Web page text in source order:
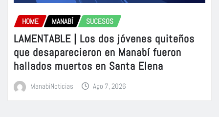
HOME MANABÍ SUCESOS
LAMENTABLE | Los dos jóvenes quiteños
que desaparecieron en Manabí fueron
hallados muertos en Santa Elena
ManabiNoticias Ago 7, 2026